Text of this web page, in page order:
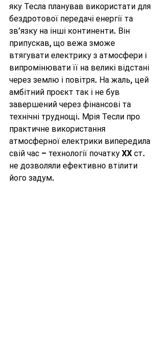
яку Тесла планував використати для
бездротової передачі енергії та
зв’язку на інші континенти. Він
припускав, що вежа зможе
втягувати електрику з атмосфери і
випромінювати її на великі відстані
через землю і повітря. На жаль, цей
амбітний проєкт так і не був
завершений через фінансові та
технічні труднощі. Мрія Тесли про
практичне використання
атмосферної електрики випередила
свій час – технології початку XX ст.
не дозволяли ефективно втілити
його задум.